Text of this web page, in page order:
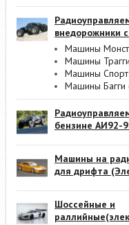
внедорожники
Машины
Машины
Машины
Машины
бензине АИ92-
Машины на
для дрифта
Шоссейные и